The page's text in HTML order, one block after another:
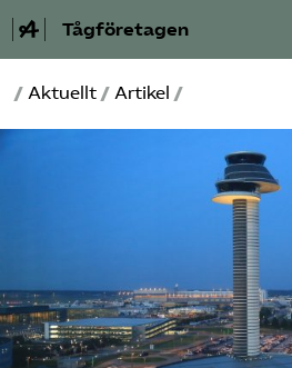
Tågföretagen
Aktuellt
Reformagenda för järnvägen
Om oss
/ Aktuellt / Artikel /